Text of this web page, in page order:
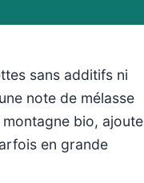
sans additifs ni
note de mélasse
bio, ajoute
en grande